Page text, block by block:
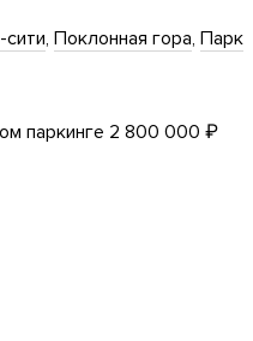
Поклонная гора Парк
паркинге 2 800 000 ₽